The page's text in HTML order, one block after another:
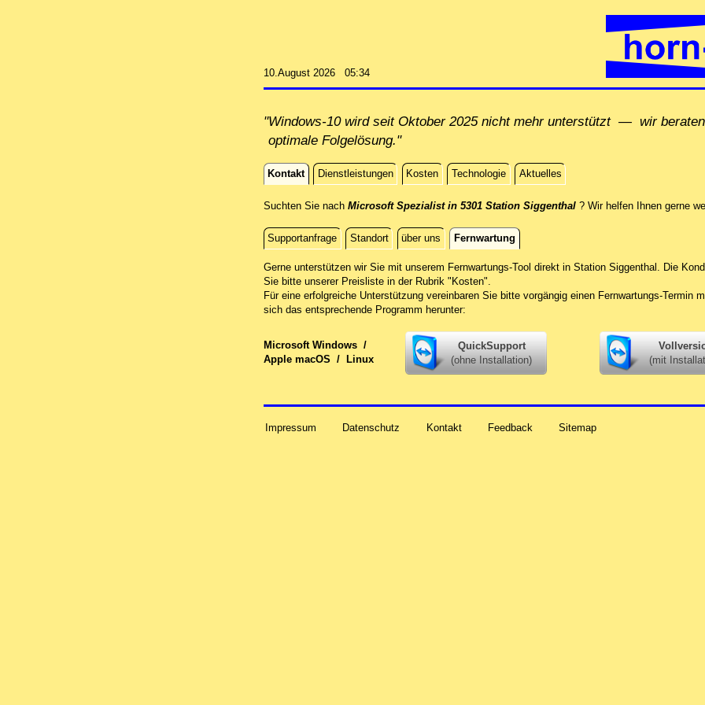
10.August 2026 05:34
"Windows-10 wird seit Oktober 2025 nicht mehr unterstützt — wir
optimale Folgelösung."
Kontakt Dienstleistungen Kosten Technologie Aktuelles
Kontakt
Suchten Sie nach Microsoft Spezialist in 5301 Station Siggenthal? Wir helfen Ihnen gerne
Supportanfrage Standort über uns Fernwartung
Fernwartung
Gerne unterstützen wir Sie mit unserem Fernwartungs-Tool direkt in Station Siggenthal.
Die
Sie bitte unserer Preisliste in der Rubrik "Kosten".
Für eine erfolgreiche Unterstützung vereinbaren Sie bitte vorgängig einen Fernwartungs-Termin
sich das entsprechende Programm herunter:
Microsoft Windows /
Apple macOS /Linux
QuickSupport
(ohne Installation)
(mit
Impressum Datenschutz Kontakt Feedback Sitemap